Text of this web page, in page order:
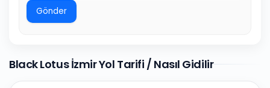
Gönder
Black Lotus İzmir Yol Tarifi / Nasıl Gidilir